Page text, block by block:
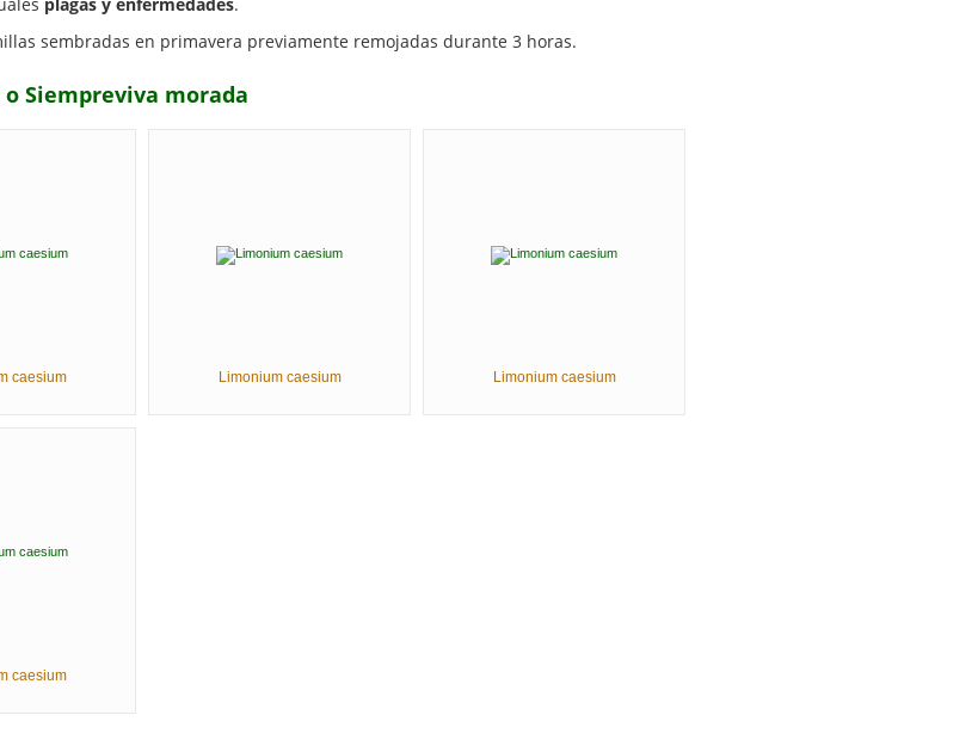
sembradas en primavera previamente remojadas durante 3 horas.
Siempreviva morada
caesium Limonium caesium Limonium caesium
caesium